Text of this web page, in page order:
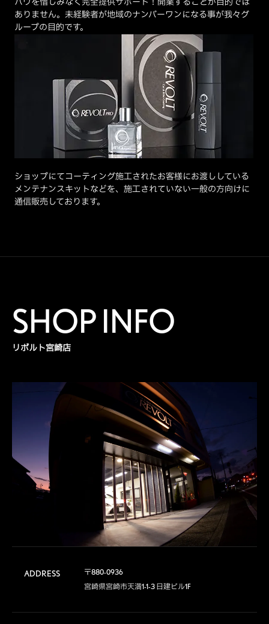
ハウを惜しみなく完全提供サポート！開業することが目的では
ありません。未経験者が地域のナンバーワンになる事が我々グ
ループの目的です。
ショップにてコーティング施工されたお客様にお渡ししている
メンテナンスキットなどを、施工されていない一般の方向けに
通信販売しております。
SHOP INFO
リボルト宮崎店
ADDRESS
〒880-0936
宮崎県宮崎市天満1-1-3 日建ビル1F